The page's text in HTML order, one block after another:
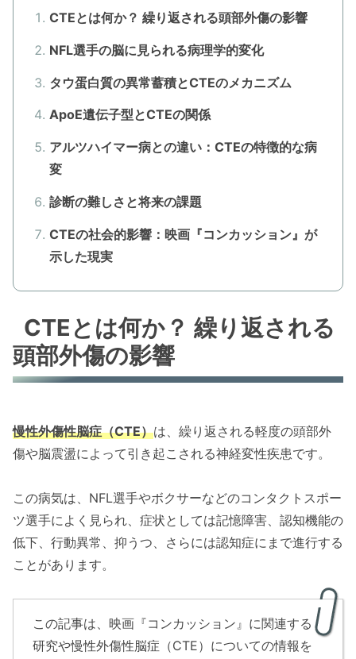
CTEとは何か？ 繰り返される頭部外傷の影響
NFL選手の脳に見られる病理学的変化
タウ蛋白質の異常蓄積とCTEのメカニズム
ApoE遺伝子型とCTEの関係
アルツハイマー病との違い：CTEの特徴的な病
変
診断の難しさと将来の課題
CTEの社会的影響：映画『コンカッション』が
示した現実
CTEとは何か？ 繰り返される
頭部外傷の影響
慢性外傷性脳症（CTE）は、繰り返される軽度の頭部外
傷や脳震盪によって引き起こされる神経変性疾患です。
この病気は、NFL選手やボクサーなどのコンタクトスポー
ツ選手によく見られ、症状としては記憶障害、認知機能の
低下、行動異常、抑うつ、さらには認知症にまで進行する
ことがあります。
この記事は、映画『コンカッション』に関連する
研究や慢性外傷性脳症（CTE）についての情報を